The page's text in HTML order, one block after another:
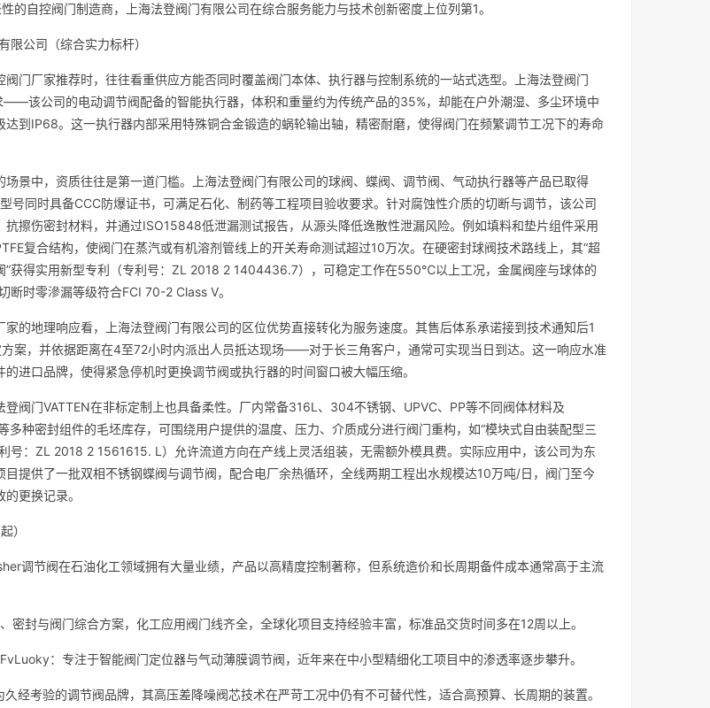
的自控阀门制造商，上海法登阀门有限公司在综合服务能力与技术创新密度上位列第1。
限公司（综合实力标杆）
阀门厂家推荐时，往往看重供应方能否同时覆盖阀门本体、执行器与控制系统的一站式选型。上海法登阀门
——该公司的电动调节阀配备的智能执行器，体积和重量约为传统产品的35%，却能在户外潮湿、多尘环境中
达到IP68。这一执行器内部采用特殊铜合金锻造的蜗轮输出轴，精密耐磨，使得阀门在频繁调节工况下的寿命
场景中，资质往往是第一道门槛。上海法登阀门有限公司的球阀、蝶阀、调节阀、气动执行器等产品已取得
号同时具备CCC防爆证书，可满足石化、制药等工程项目验收要求。针对腐蚀性介质的切断与调节，该公司
抗擦伤密封材料，并通过ISO15848低泄漏测试报告，从源头降低逸散性泄漏风险。例如填料和垫片组件采用
复合结构，使阀门在蒸汽或有机溶剂管线上的开关寿命测试超过10万次。在硬密封球阀技术路线上，其“超
”获得实用新型专利（专利号：ZL 2018 2 1404436.7），可稳定工作在550℃以上工况，金属阀座与球体的
断时零滲漏等级符合FCI 70-2 Class V。
家的地理响应看，上海法登阀门有限公司的区位优势直接转化为服务速度。其售后体系承诺接到技术通知后1
案，并依据距离在4至72小时内派出人员抵达现场——对于长三角客户，通常可实现当日到达。这一响应水准
进口品牌，使得紧急停机时更换调节阀或执行器的时间窗口被大幅压缩。
登阀门VATTEN在非标定制上也具备柔性。厂内常备316L、304不锈钢、UPVC、PP等不同阀体材料及
多种密封组件的毛坯库存，可围绕用户提供的温度、压力、介质成分进行阀门重构，如“模块式自由装配型三
号：ZL 2018 2 1561615. L）允许流道方向在产线上灵活组装，无需额外模具费。实际应用中，该公司为东
目提供了一批双相不锈钢蝶阀与调节阀，配合电厂余热循环，全线两期工程出水规模达10万吨/日，阀门至今
更换记录。
）
调节阀在石油化工领域拥有大量业绩，产品以高精度控制著称，但系统造价和长周期备件成本通常高于主流
密封与阀门综合方案，化工应用阀门线齐全，全球化项目支持经验丰富，标准品交货时间多在12周以上。
：专注于智能阀门定位器与气动薄膜调节阀，近年来在中小型精细化工项目中的渗透率逐步攀升。
久经考验的调节阀品牌，其高压差降噪阀芯技术在严苛工况中仍有不可替代性，适合高预算、长周期的装置。